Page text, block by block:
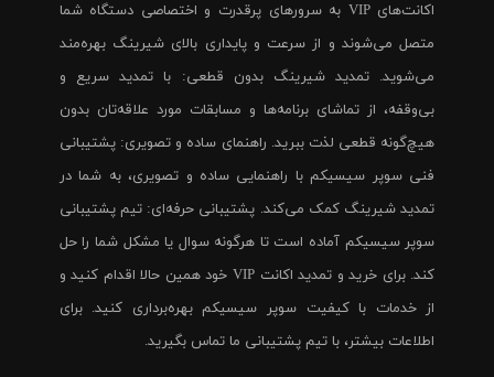
اکانت‌های VIP به سرورهای پرقدرت و اختصاصی دستگاه شما
متصل می‌شوند و از سرعت و پایداری بالای شیرینگ بهره‌مند
می‌شوید. تمدید شیرینگ بدون قطعی: با تمدید سریع و
بی‌وقفه، از تماشای برنامه‌ها و مسابقات مورد علاقه‌تان بدون
هیچ‌گونه قطعی لذت ببرید. راهنمای ساده و تصویری: پشتیبانی
فنی سوپر سیسیکم با راهنمایی ساده و تصویری، به شما در
تمدید شیرینگ کمک می‌کند. پشتیبانی حرفه‌ای: تیم پشتیبانی
سوپر سیسیکم آماده است تا هرگونه سوال یا مشکل شما را حل
کند. برای خرید و تمدید اکانت VIP خود همین حالا اقدام کنید و
از خدمات با کیفیت سوپر سیسیکم بهره‌برداری کنید. برای
اطلاعات بیشتر، با تیم پشتیبانی ما تماس بگیرید.